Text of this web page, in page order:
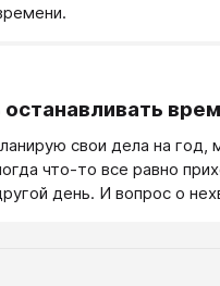
останавливать
свои дела на год,
что-то все равно
день. И вопрос о